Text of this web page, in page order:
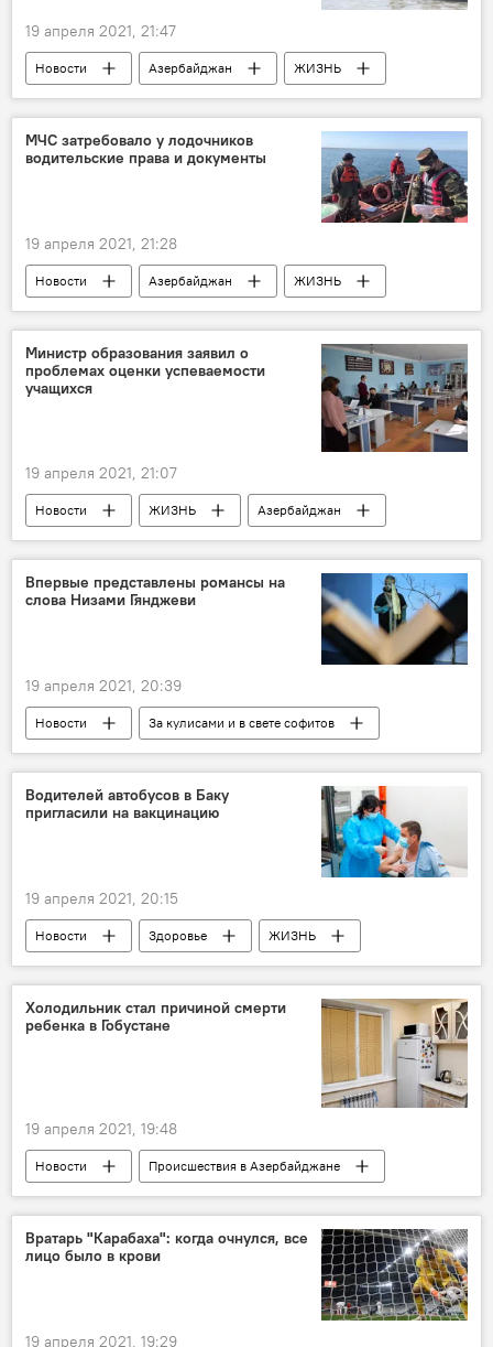
19 апреля 2021, 21:47
Новости Азербайджан
ЖИЗНЬ
Экономика
Министерство экологии и природных ресурсов АР
Кура
сети Переработка
МЧС затребовало у лодочников
водительские права и документы
19 апреля 2021, 21:28
Новости Азербайджан
ЖИЗНЬ
Министерство по чрезвычайным ситуациям АР
лодки
Министр образования заявил о
проблемах оценки успеваемости
учащихся
19 апреля 2021, 21:07
Новости ЖИЗНЬ
Азербайджан
Эмин Амруллаев
Минобразования АР
Впервые представлены романсы на
слова Низами Гянджеви
19 апреля 2021, 20:39
Новости
За кулисами и в свете софитов
Азербайджан
Культура
ЖИЗНЬ
Низами Гянджеви
Дворец Гейдара Алиева
Водителей автобусов в Баку
пригласили на вакцинацию
19 апреля 2021, 20:15
Новости Здоровье
ЖИЗНЬ
Экономика
Баку
Водители
Бакинское транспортное агентство (БТА)
Холодильник стал причиной смерти
ребенка в Гобустане
19 апреля 2021, 19:48
Новости
Происшествия в Азербайджане
Происшествия
ЖИЗНЬ
ребенок
Гобустан
Несчастный случай
Вратарь "Карабаха": когда очнулся, все
лицо было в крови
19 апреля 2021, 19:29